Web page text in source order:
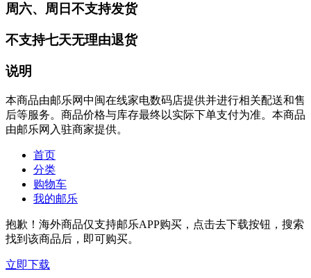
周六、周日不支持发货
不支持七天无理由退货
说明
本商品由邮乐网中闽在线家电数码店提供并进行相关配送和售
后等服务。商品价格与库存最终以实际下单支付为准。本商品
由邮乐网入驻商家提供。
首页
分类
购物车
我的邮乐
抱歉！海外商品仅支持邮乐APP购买，点击去下载按钮，搜索
找到该商品后，即可购买。
立即下载